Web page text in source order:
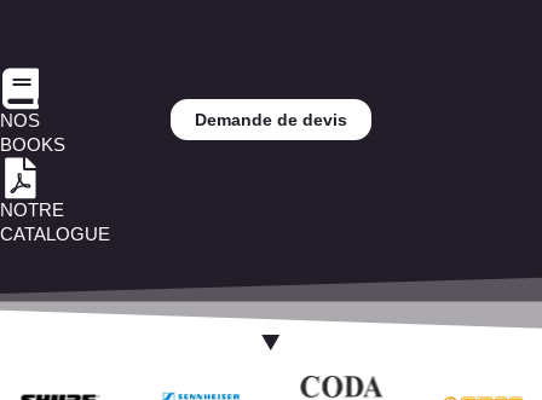
NOS
BOOKS
NOTRE
CATALOGUE
Demande de devis